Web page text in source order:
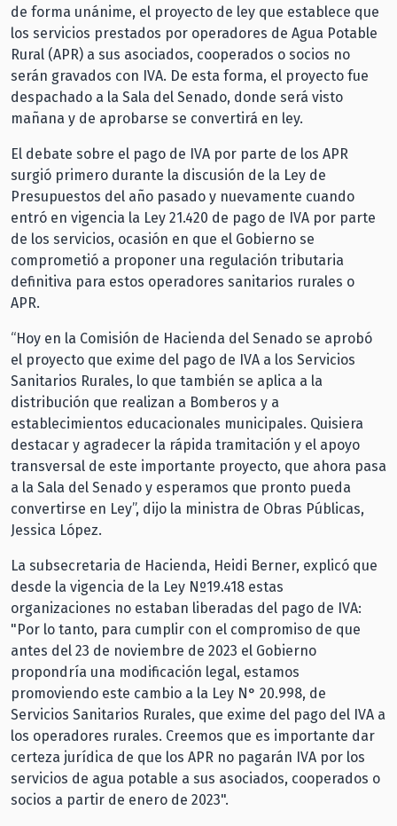
de forma unánime, el proyecto de ley que establece que
los servicios prestados por operadores de Agua Potable
Rural (APR) a sus asociados, cooperados o socios no
serán gravados con IVA. De esta forma, el proyecto fue
despachado a la Sala del Senado, donde será visto
mañana y de aprobarse se convertirá en ley.
El debate sobre el pago de IVA por parte de los APR
surgió primero durante la discusión de la Ley de
Presupuestos del año pasado y nuevamente cuando
entró en vigencia la Ley 21.420 de pago de IVA por parte
de los servicios, ocasión en que el Gobierno se
comprometió a proponer una regulación tributaria
definitiva para estos operadores sanitarios rurales o
APR.
“Hoy en la Comisión de Hacienda del Senado se aprobó
el proyecto que exime del pago de IVA a los Servicios
Sanitarios Rurales, lo que también se aplica a la
distribución que realizan a Bomberos y a
establecimientos educacionales municipales. Quisiera
destacar y agradecer la rápida tramitación y el apoyo
transversal de este importante proyecto, que ahora pasa
a la Sala del Senado y esperamos que pronto pueda
convertirse en Ley”, dijo la ministra de Obras Públicas,
Jessica López.
La subsecretaria de Hacienda, Heidi Berner, explicó que
desde la vigencia de la Ley Nº19.418 estas
organizaciones no estaban liberadas del pago de IVA:
"Por lo tanto, para cumplir con el compromiso de que
antes del 23 de noviembre de 2023 el Gobierno
propondría una modificación legal, estamos
promoviendo este cambio a la Ley N° 20.998, de
Servicios Sanitarios Rurales, que exime del pago del IVA a
los operadores rurales. Creemos que es importante dar
certeza jurídica de que los APR no pagarán IVA por los
servicios de agua potable a sus asociados, cooperados o
socios a partir de enero de 2023".